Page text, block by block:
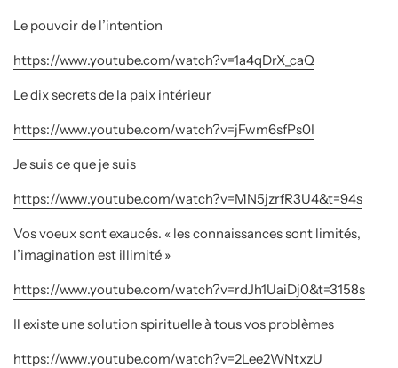
Le pouvoir de l’intention
https://www.youtube.com/watch?v=1a4qDrX_caQ
Le dix secrets de la paix intérieur
https://www.youtube.com/watch?v=jFwm6sfPs0I
Je suis ce que je suis
https://www.youtube.com/watch?v=MN5jzrfR3U4&t=94s
Vos voeux sont exaucés. « les connaissances sont limités,
l’imagination est illimité »
https://www.youtube.com/watch?v=rdJh1UaiDj0&t=3158s
Il existe une solution spirituelle à tous vos problèmes
https://www.youtube.com/watch?v=2Lee2WNtxzU